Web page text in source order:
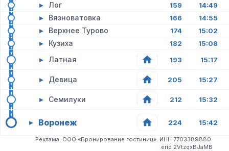
▸ Лог 159 14:49
▸ Вязноватовка 166 14:55
▸ Верхнее Турово 174 15:02
▸ Кузиха 182 15:08
▸ Латная 193 15:17
▸ Девица 205 15:27
▸ Семилуки 212 15:32
▸ Воронеж 224 15:42
Реклама. ООО «Бронирование гостиниц». ИНН 7703389880.
erid 2VtzqxBJaMB